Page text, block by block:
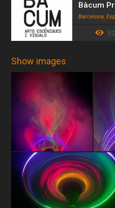
Bàcum
Barcelona,
Show images